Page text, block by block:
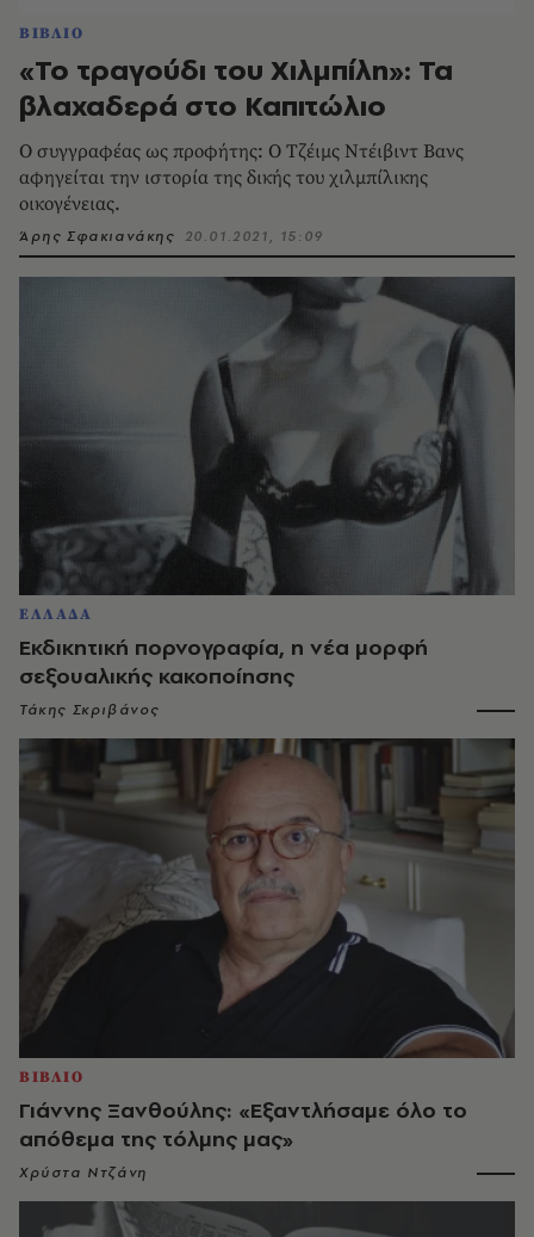
ΕΛΛΑΔΑ
Εκδικητική πορνογραφία, η νέα μορφή
σεξουαλικής κακοποίησης
Τάκης Σκριβάνος
ΒΙΒΛΙΟ
Γιάννης Ξανθούλης: «Εξαντλήσαμε όλο το
απόθεμα της τόλμης μας»
Χρύστα Ντζάνη
ΒΙΒΛΙΟ
«Το τραγούδι του Χιλμπίλη»: Τα
βλαχαδερά στο Καπιτώλιο
Ο συγγραφέας ως προφήτης: Ο Τζέιμς Ντέιβιντ Βανς
αφηγείται την ιστορία της δικής του χιλμπίλικης
οικογένειας.
Άρης Σφακιανάκης 20.01.2021, 15:09